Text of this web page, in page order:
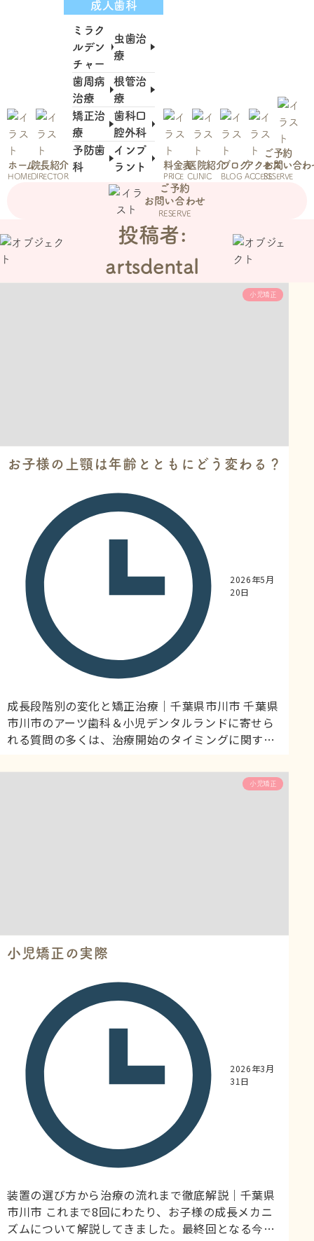
ホーム
HOME
院長紹介
DIRECTOR
成人歯科
ミラク
ルデン
チャー
虫歯治
療
歯周病
治療
根管治
療
矯正治
療
歯科口
腔外科
予防歯
科
インプ
ラント
料金表
PRICE
医院紹介
CLINIC
ブログ
BLOG
アクセス
ACCESS
ご予約
お問い合わ
RESERVE
ご予約
お問い合わせ
RESERVE
投稿者:
artsdental
小児矯正
お子様の上顎は年齢とともにどう変わる？
2026年5月
20日
成長段階別の変化と矯正治療｜千葉県市川市 千葉県
市川市のアーツ歯科＆小児デンタルランドに寄せら
れる質問の多くは、治療開始のタイミングに関する
変化するのか、そして各段階での小児矯正治療のポ
イントを解説します。 上顎の成長は段階的に進む 上
小児矯正
小児矯正の実際
2026年3月
31日
装置の選び方から治療の流れまで徹底解説｜千葉県
市川市 これまで8回にわたり、お子様の成長メカニ
ズムについて解説してきました。最終回となる今回